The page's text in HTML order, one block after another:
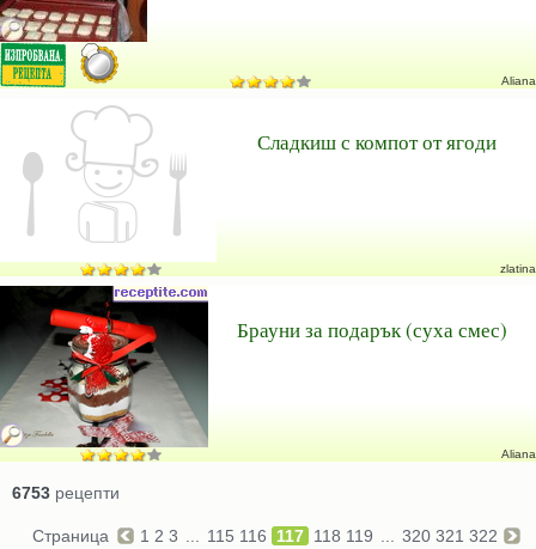
Aliana
Сладкиш с компот от ягоди
zlatina
Брауни за подарък (суха смес)
Aliana
6753 рецепти
Страница 1 2 3 115 116 117 118 119 320 321 322